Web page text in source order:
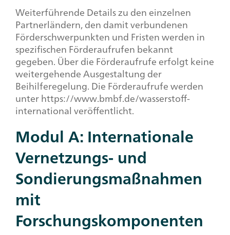
Weiterführende Details zu den einzelnen
Partnerländern, den damit verbundenen
Förderschwerpunkten und Fristen werden in
spezifischen Förderaufrufen bekannt
gegeben. Über die Förderaufrufe erfolgt keine
weitergehende Ausgestaltung der
Beihilferegelung. Die Förderaufrufe werden
unter https://www.bmbf.de/wasserstoff-
international veröffentlicht.
Modul A: Internationale
Vernetzungs- und
Sondierungsmaßnahmen
mit
Forschungskomponenten